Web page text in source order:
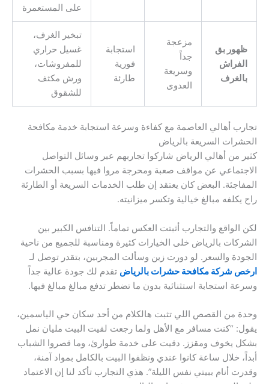
على المستعمرة
ظهور بق
الفراش
بالغرف
مزعجة
جداً
وسريعة
العدوى
استجابة
فورية
طارئة
تبخير الغرف،
غسيل حراري
للمفروشات،
ورش مكثف
للشقوق
تجارب أهالي العاصمة مع كفاءة وسرعة استجابة خدمة مكافحة
الحشرات السريعة بالرياض
كثير من أهالي الرياض شاركوا تجاربهم عبر وسائل التواصل
الاجتماعي عن مواقف صعبة ومحرجة مروا فيها بسبب الحشرات
المفاجئة. البعض كان يعتقد إن طلب الخدمات السريعة أو الطارئة
راح يكلفه مبالغ خيالية وتكسر ميزانيته.
لكن الواقع والتجارب أثبتت العكس تماماً. التنافس الكبير بين
الشركات بالرياض خلى الخيارات كثيرة ومناسبة للجميع من ناحية
الجودة والسعر. لو دورت زين وسألت المجربين، بتقدر توصل لـ
ارخص شركة مكافحة حشرات بالرياض تقدم لك جودة عالية جداً
وسرعة استجابة استثنائية بدون ما تضطر تدفع مبالغ مبالغ فيها.
وحدة من القصص اللي تثبت هالكلام من أحد سكان حي الياسمين،
يقول: “كنت مسافر مع الأهل ولما رجعت لقيت البيت مليان نمل
بشكل يخوف ومقزز. دقيت على خدمة طوارئ، وما قصروا الشباب
أبداً، خلال ساعة كانوا عندي ونظفوا البيت بالكامل بمواد آمنة،
وقدرت أنام ببيتي نفس الليلة”. هذي التجارب تأكد لنا إن الاعتماد